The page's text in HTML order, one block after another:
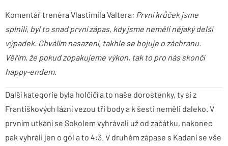
Komentář trenéra Vlastimila Valtera: První krůček jsme
splnili, byl to snad první zápas, kdy jsme neměli nějaký delší
výpadek. Chválím nasazení, takhle se bojuje o záchranu.
Věřím, že pokud zopakujeme výkon, tak to pro nás skončí
happy-endem.
Další kategorie byla holčičí a to naše dorostenky, ty si z
Františkových lázní vezou tři body a k šesti neměli daleko. V
prvním utkání se Sokolem vyhrávali už od začátku, nakonec
pak vyhráli jen o gól a to 4:3. V druhém zápase s Kadaní se vše